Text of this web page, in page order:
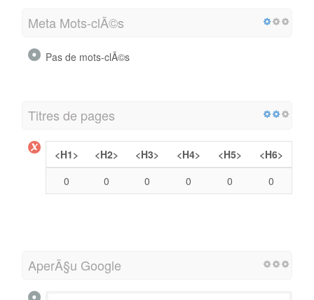
Meta Mots-clÃ©s
Pas de mots-clÃ©s
Titres de pages
<H1> <H2> <H3> <H4> <H5>
<H6>
0
0 0 0 0 0
AperÃ§u Google